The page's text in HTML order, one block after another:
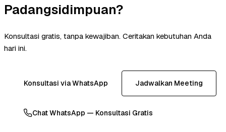
Padangsidimpuan?
Konsultasi gratis, tanpa kewajiban. Ceritakan kebutuhan Anda
hari ini.
Konsultasi via WhatsApp Jadwalkan Meeting
Chat WhatsApp — Konsultasi Gratis